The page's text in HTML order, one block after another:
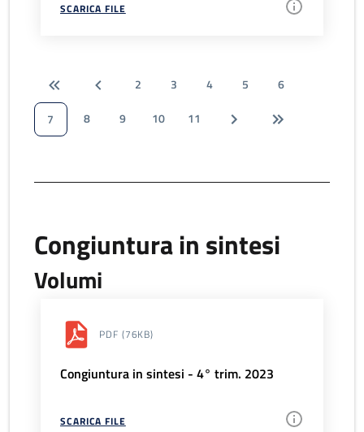
SCARICA FILE
2 3 4 5
6
7
8 9 10 11
Congiuntura in sintesi
Volumi
PDF (76KB)
Congiuntura in sintesi - 4° trim. 2023
SCARICA FILE